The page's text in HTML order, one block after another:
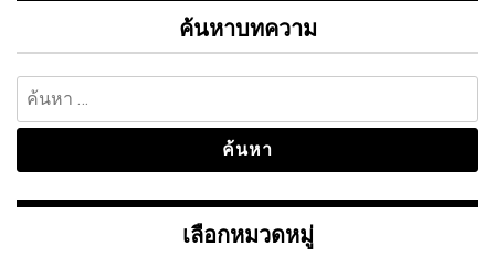
ค้นหาบทความ
ค้นหา
สำหรับ:
เลือกหมวดหมู่